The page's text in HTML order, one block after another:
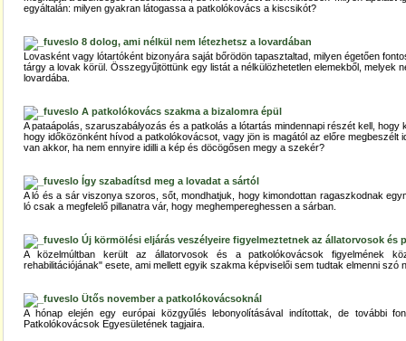
egyáltalán: milyen gyakran látogassa a patkolókovács a kiscsikót?
8 dolog, ami nélkül nem létezhetsz a lovardában
Lovasként vagy lótartóként bizonyára saját bőrödön tapasztaltad, milyen égetően
tárgy a lovak körül. Összegyűjtöttünk egy listát a nélkülözhetetlen elemekből, melyek
lovardába.
A patkolókovács szakma a bizalomra épül
A pataápolás, szaruszabályozás és a patkolás a lótartás mindennapi részét kell, hogy
hogy időközönként hívod a patkolókovácsot, vagy jön is magától az előre megbeszélt
van akkor, ha nem ennyire idilli a kép és döcögősen megy a szekér?
Így szabadítsd meg a lovadat a sártól
A ló és a sár viszonya szoros, sőt, mondhatjuk, hogy kimondottan ragaszkodnak
ló csak a megfelelő pillanatra vár, hogy meghempereghessen a sárban.
Új körmölési eljárás veszélyeire figyelmeztetnek az állatorvosok és
A közelmúltban került az állatorvosok és a patkolókovácsok figyelmének
rehabilitációjának" esete, ami mellett egyik szakma képviselői sem tudtak elmenni szó
Ütős november a patkolókovácsoknál
A hónap elején egy európai közgyűlés lebonyolításával indítottak, de további
Patkolókovácsok Egyesületének tagjaira.